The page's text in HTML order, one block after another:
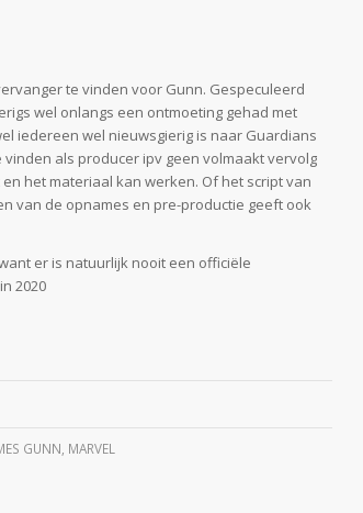
te vinden voor Gunn. Gespeculeerd
wel onlangs een ontmoeting gehad met
iedereen wel nieuwsgierig is naar Guardians
als producer ipv geen volmaakt vervolg
het materiaal kan werken. Of het script van
van de opnames en pre-productie geeft ook
er is natuurlijk nooit een officiële
2020
GUNN MARVEL